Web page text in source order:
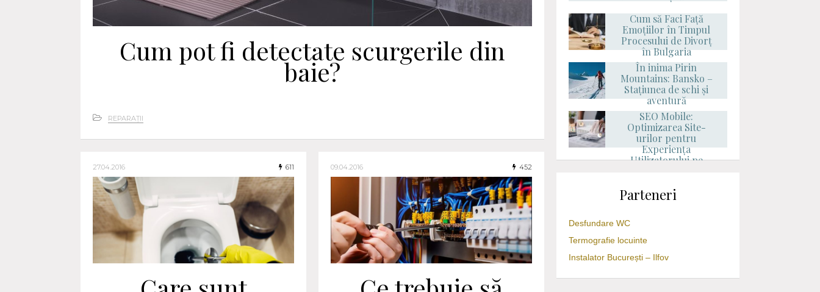
Cum pot fi detectate scurgerile din
baie?
REPARAȚII
27.04.2016 611 09.04.2016 452
Cum să Faci Față
Emoțiilor în Timpul
Procesului de Divorț
în Bulgaria
În inima Pirin
Mountains: Bansko –
Stațiunea de schi și
aventură
SEO Mobile:
Optimizarea Site-
urilor pentru
Experiența
Utilizatorului pe
Parteneri
Desfundare WC
Termografie locuinte
Instalator București – Ilfov